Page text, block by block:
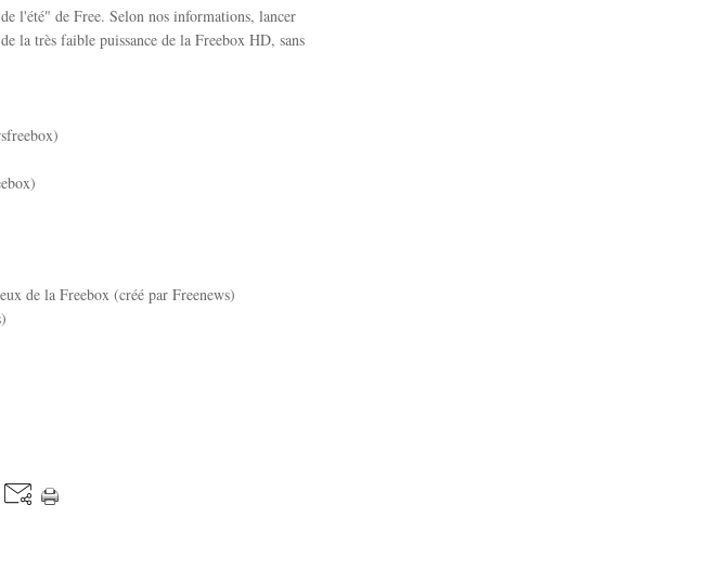
l'été" de Free. Selon nos informations, lancer
la très faible puissance de la Freebox HD, sans
de la Freebox (créé par Freenews)